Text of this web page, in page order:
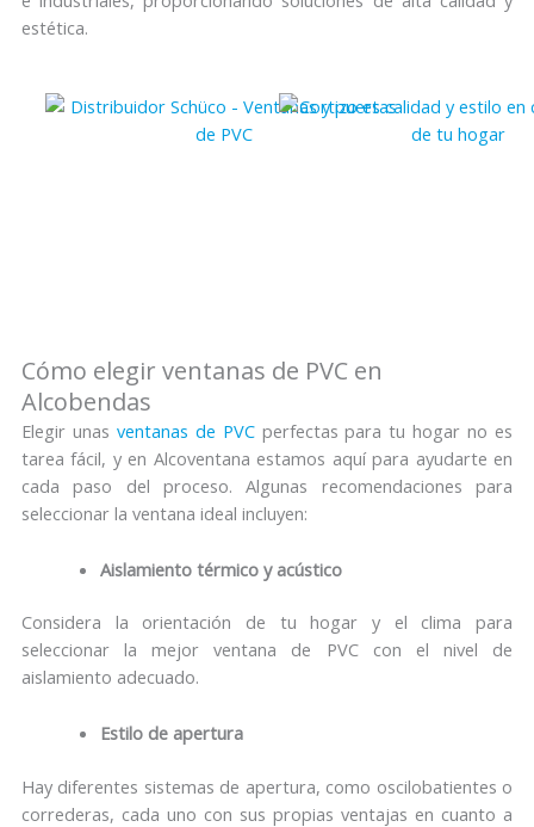
estética.
Cómo elegir ventanas de PVC en
Alcobendas
Elegir unas ventanas de PVCperfectas para tu hogar no es
tarea fácil, y en Alcoventana estamos aquí para ayudarte en
cada paso del proceso. Algunas recomendaciones para
seleccionar la ventana ideal incluyen:
Aislamiento térmico y acústico
Considera la orientación de tu hogar y el clima para
seleccionar la mejor ventana de PVC con el nivel de
aislamiento adecuado.
Estilo de apertura
Hay diferentes sistemas de apertura, como oscilobatientes o
correderas, cada uno con sus propias ventajas en cuanto a